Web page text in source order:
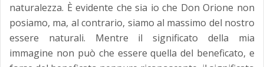
naturalezza. È evidente che sia io che Don Orione non
posiamo, ma, al contrario, siamo al massimo del nostro
essere naturali. Mentre il significato della mia
immagine non può che essere quella del beneficato, e